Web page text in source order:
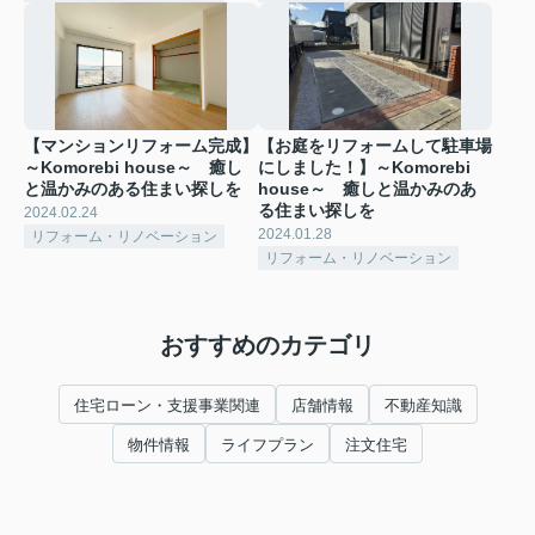
【マンションリフォーム完成】
～Komorebi house～ 癒し
と温かみのある住まい探しを
2024.02.24
リフォーム・リノベーション
【お庭をリフォームして駐車場
にしました！】～Komorebi
house～ 癒しと温かみのあ
る住まい探しを
2024.01.28
リフォーム・リノベーション
おすすめのカテゴリ
住宅ローン・支援事業関連 店舗情報 不動産知識
物件情報 ライフプラン 注文住宅